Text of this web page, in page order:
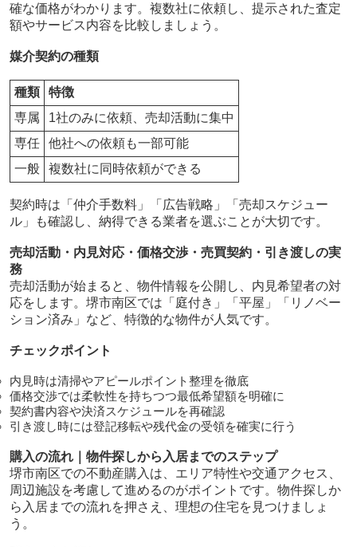
確な価格がわかります。複数社に依頼し、提示された査定
額やサービス内容を比較しましょう。
媒介契約の種類
種類
特徴
専属
1社のみに依頼、売却活動に集中
専任
他社への依頼も一部可能
一般
複数社に同時依頼ができる
契約時は「仲介手数料」「広告戦略」「売却スケジュー
ル」も確認し、納得できる業者を選ぶことが大切です。
売却活動・内見対応・価格交渉・売買契約・引き渡しの実
務
売却活動が始まると、物件情報を公開し、内見希望者の対
応をします。堺市南区では「庭付き」「平屋」「リノベー
ション済み」など、特徴的な物件が人気です。
チェックポイント
内見時は清掃やアピールポイント整理を徹底
価格交渉では柔軟性を持ちつつ最低希望額を明確に
契約書内容や決済スケジュールを再確認
引き渡し時には登記移転や残代金の受領を確実に行う
購入の流れ｜物件探しから入居までのステップ
堺市南区での不動産購入は、エリア特性や交通アクセス、
周辺施設を考慮して進めるのがポイントです。物件探しか
ら入居までの流れを押さえ、理想の住宅を見つけましょ
う。